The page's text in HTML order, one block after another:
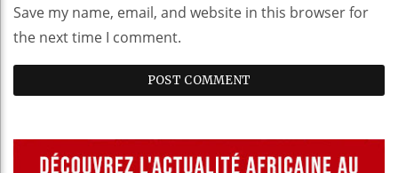
Save my name, email, and website in this browser for
the next time I comment.